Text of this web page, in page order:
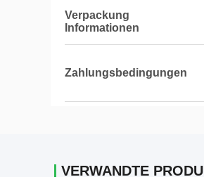
Verpackung
Informationen
Zahlungsbedingungen